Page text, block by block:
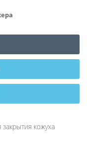
кожуха